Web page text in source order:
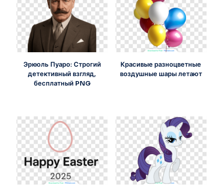
Эркюль Пуаро: Строгий
детективный взгляд,
бесплатный PNG
Красивые разноцветные
воздушные шары летают